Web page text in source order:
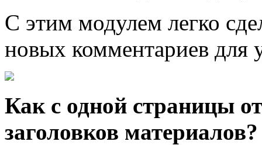
С этим модулем легко
новых комментариев для
Как с одной страницы
заголовков материалов?